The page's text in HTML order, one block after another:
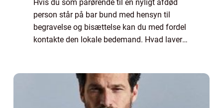
Hvis du som pårørende til en nyligt afdød
person står på bar bund med hensyn til
begravelse og bisættelse kan du med fordel
kontakte den lokale bedemand. Hvad laver
håndtere alle...